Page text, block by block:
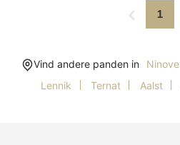
1
Vind andere panden in Ninove
Lennik
Ternat Aalst